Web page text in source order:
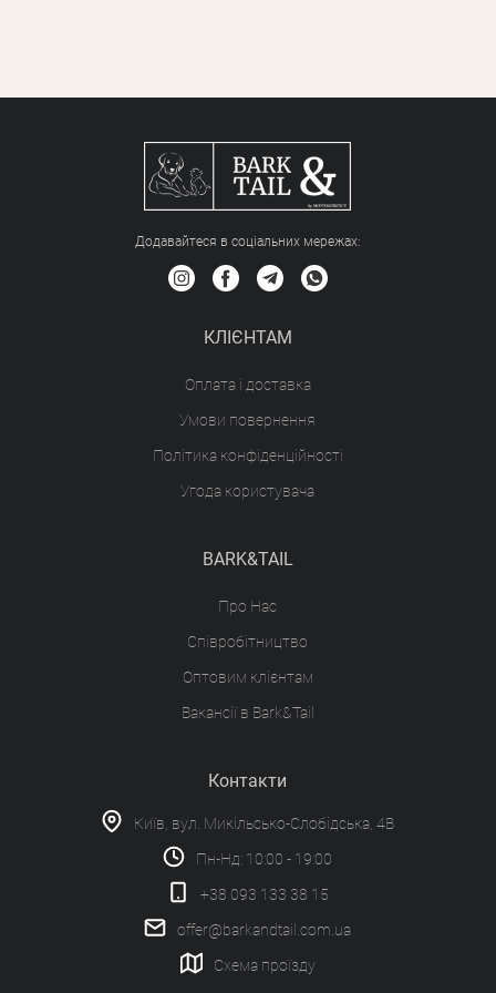
Додавайтеся в соціальних мережах:
КЛІЄНТАМ
Оплата і доставка
Умови повернення
Політика конфіденційності
Угода користувача
BARK&TAIL
Про Нас
Співробітництво
Оптовим клієнтам
Вакансії в Bark&Tail
Контакти
Київ, вул. Микільсько-Слобідська, 4В
Пн-Нд: 10:00 - 19:00
+38 093 133 38 15
offer@barkandtail.com.ua
Схема проїзду